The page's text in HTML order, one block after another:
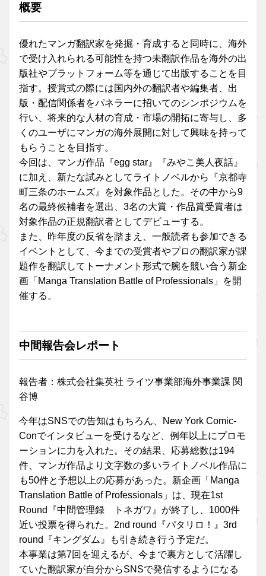
概要
優れたマンガ翻訳家を発掘・育成すると同時に、海外
で受け入れられる可能性を持つ未翻訳作品を海外の出
版社やプラットフォーム等を通じて出版することを目
指す。授賞式の際には国内外の翻訳者や編集者、出
版・配信関係者をパネラーに招いてのシンポジウムを
行い、将来的な人材の育成・市場の開拓に寄与し、多
くのユーザにマンガの海外展開に対して興味を持って
もらうことを目指す。
今回は、マンガ作品『egg star』『みやこ美人夜話』
に加え、新たな試みとしてライトノベルから『京都寺
町三条のホームズ』を対象作品とした。その中から9
名の最終候補者を選出、3名の大賞・作品賞受賞者は
対象作品の正規翻訳者としてデビューする。
また、昨年度の反省を踏まえ、一般読者も参加できる
イベントとして、今までの受賞者やプロの翻訳家が課
題作を翻訳してトーナメント形式で腕を競い合う新企
画「Manga Translation Battle of Professionals」を開
催する。
中間報告会レポート
報告者：株式会社集英社 ライツ事業部海外事業課 関
谷博
今年はSNSでの告知はもちろん、New York Comic-
Conでインタビューを受けるなど、例年以上にプロモ
ーションに力を入れた。その結果、応募総数は194
件、マンガ作品より文字数の多いライトノベル作品に
も50件と予想以上の応募があった。新企画「Manga
Translation Battle of Professionals」は、現在1st
Round『中間管理録 トネガワ』が終了し、1000件
近い投票を得られた。2nd round『パタリロ！』3rd
round『キングダム』も引き続き行う予定だ。
本事業は第7回を迎えるが、今まで裏方として活躍し
ていた翻訳家が自分からSNSで発信するようになる